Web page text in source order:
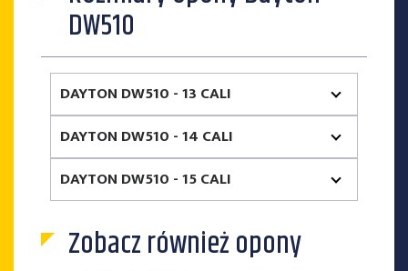
DW510
DAYTON DW510 - 13 CALI
DAYTON DW510 - 14 CALI
DAYTON DW510 - 15 CALI
Zobacz również opony